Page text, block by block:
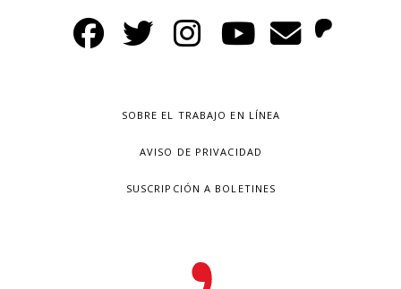
SOBRE EL TRABAJO EN LÍNEA
AVISO DE PRIVACIDAD
SUSCRIPCIÓN A BOLETINES